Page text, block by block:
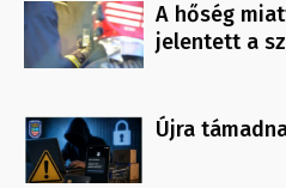
A hőség
jelentett a
Újra